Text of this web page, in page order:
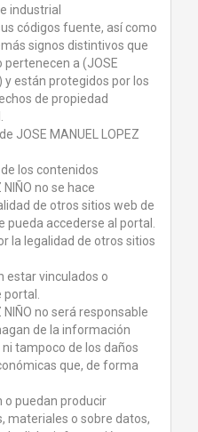
industrial
códigos fuente, así como
signos distintivos que
pertenecen a (JOSE
y están protegidos por los
de propiedad
JOSE MANUEL LOPEZ
los contenidos
NIÑO no se hace
de otros sitios web de
pueda accederse al portal.
la legalidad de otros sitios
estar vinculados o
NIÑO no será responsable
de la información
tampoco de los daños
que, de forma
o puedan producir
materiales o sobre datos,